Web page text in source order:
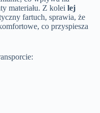
materiału. Z kolei lej
fartuch, sprawia, że
co przyspiesza